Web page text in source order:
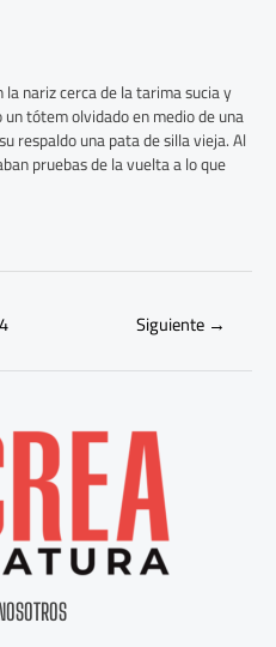
nariz cerca de la tarima sucia y
tótem olvidado en medio de una
respaldo una pata de silla vieja. Al
pruebas de la vuelta a lo que
4 Siguiente →